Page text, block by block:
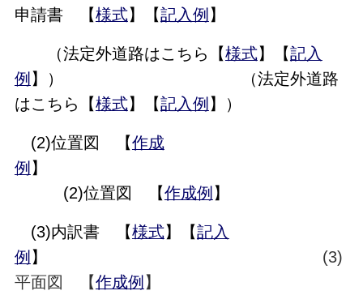
申請書 【様式】【記入例 】
（法定外道路はこちら【様式】【記入
例 】） （法定外道路
はこちら【様式】【記入例 】）
(2)位置図 【作成
例 】
(2)位置図 【作成例 】
(3)内訳書 【様式】【記入
例】
(3)
平面図 【作成例】